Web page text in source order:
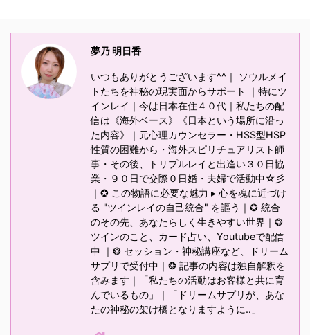
夢乃 明日香
いつもありがとうございます^^｜ ソウルメイ
トたちを神秘の現実面からサポート ｜特にツ
インレイ｜今は日本在住４０代｜私たちの配
信は《海外ベース》《日本という場所に沿っ
た内容》｜元心理カウンセラー・HSS型HSP
性質の困難から・海外スピリチュアリスト師
事・その後、トリプルレイと出逢い３０日協
業・９０日で交際０日婚・夫婦で活動中☆彡
｜✪ この物語に必要な魅力 ▸ 心を魂に近づけ
る "ツインレイの自己統合" を謳う｜✪ 統合
のその先、あなたらしく生きやすい世界｜❂
ツインのこと、カード占い、Youtubeで配信
中 ｜❂ セッション・神秘講座など、ドリーム
サプリで受付中｜❂ 記事の内容は独自解釈を
含みます｜「私たちの活動はお客様と共に育
んでいるもの」｜「ドリームサプリが、あな
たの神秘の架け橋となりますように‥」